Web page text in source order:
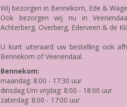
Wij bezorgen in Bennekom, Ede &
Ook bezorgen wij nu in
Achterberg, Overberg, Ederveen & de
U kunt uiteraard uw bestelling ook
Bennekom of Veenendaal.
Bennekom:
maandag: 8:00 - 17:30 uur
dinsdag t/m vrijdag: 8:00 - 18:00 uur
zaterdag: 8:00 - 17:00 uur